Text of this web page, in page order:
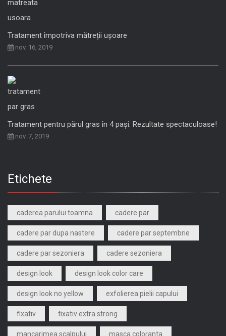
Tratament împotriva mătreții ușoare
nov. 16, 2019
Tratament pentru părul gras în 4 pași. Rezultate spectaculoase!
nov. 7, 2019
Etichete
caderea parului toamna cadere par
cadere par dupa nastere cadere par septembrie
cadere par sezoniera cadere sezoniera
design look design look color care
design look no yellow exfolierea pielii capului
fixativ fixativ extra strong
mancarimea scalpului masca coloranta